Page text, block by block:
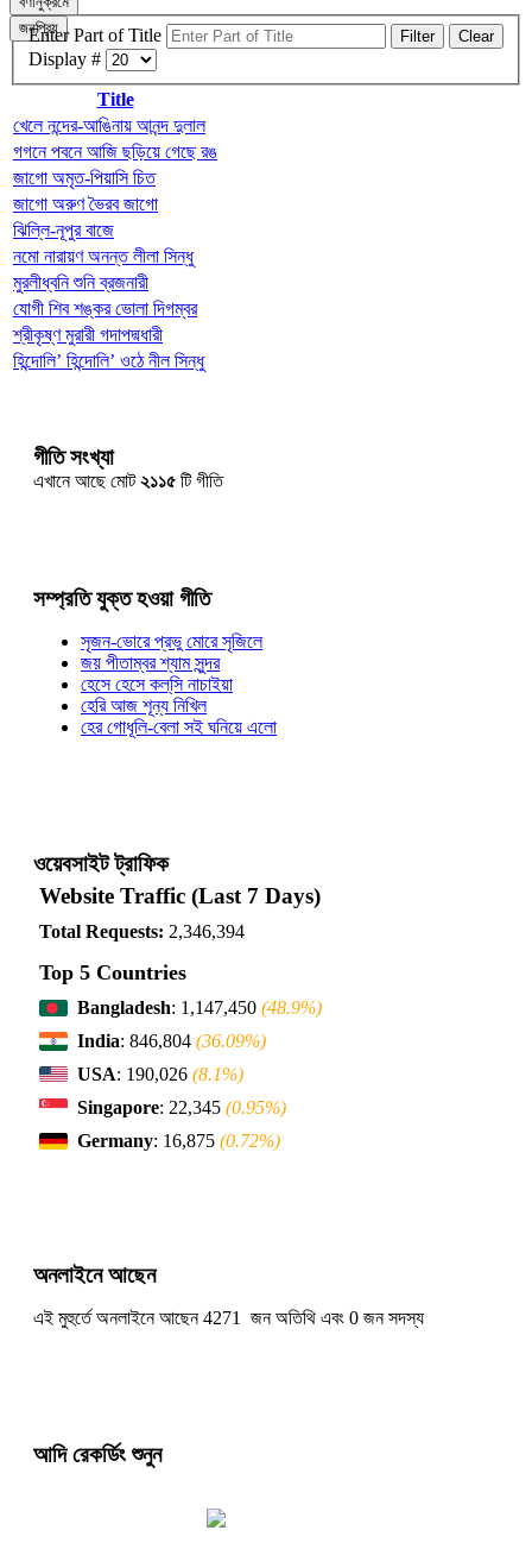
জনপ্রিয়
Enter Part of Title Filter Clear
Display #
Title
খেলে নন্দের-আঙিনায় আনন্দ দুলাল
গগনে পবনে আজি ছড়িয়ে গেছে রঙ
জাগো অমৃত-পিয়াসি চিত
জাগো অরুণ ভৈরব জাগো
ঝিল্লি-নূপুর বাজে
নমো নারায়ণ অনন্ত লীলা সিন্ধু
মুরলীধ্বনি শুনি ব্রজনারী
যোগী শিব শঙ্কর ভোলা দিগম্বর
শ্রীকৃষ্ণ মুরারী গদাপদ্মধারী
হিন্দোলি’ হিন্দোলি’ ওঠে নীল সিন্ধু
গীতি সংখ্যা
এখানে আছে মোট২১১৫ টি গীতি
সম্প্রতি যুক্ত হওয়া গীতি
সৃজন-ভোরে প্রভু মোরে সৃজিলে
জয় পীতাম্বর শ্যাম সুন্দর
হেসে হেসে কল্‌সি নাচাইয়া
হেরি আজ শূন্য নিখিল
হের গোধূলি-বেলা সই ঘনিয়ে এলো
ওয়েবসাইট ট্রাফিক
Website Traffic (Last 7 Days)
Total Requests: 2,346,394
Top 5 Countries
Bangladesh: 1,147,450 (48.9%)
India: 846,804 (36.09%)
USA: 190,026 (8.1%)
Singapore: 22,345 (0.95%)
Germany: 16,875 (0.72%)
অনলাইনে আছেন
এই মুহুর্তে অনলাইনে আছেন 4271 জন অতিথি এবং 0 জন সদস্য
আদি রেকর্ডিং শুনুন